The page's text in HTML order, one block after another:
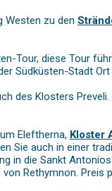
Westen zu den
Tour, diese Tour
Südküsten-Stadt Ort
des Klosters
Eleftherna, Kloster
Sie auch in einer
in die Sankt
Rethymnon. Preis